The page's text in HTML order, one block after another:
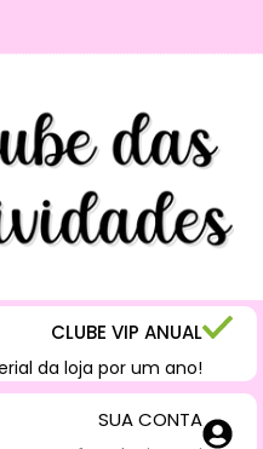
CLUBE VIP ANUAL
da loja por um ano!
SUA CONTA